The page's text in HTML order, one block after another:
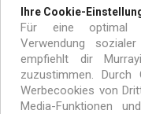
Kostenloser
innerhalb von Europa
Ihre Cookie-
Für eine optimal
Verwendung
empfiehlt dir
zuzustimmen.
Werbecookies von
Media-Funktionen